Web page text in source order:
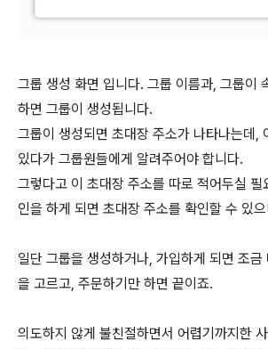
그룹 생성 화면 입니다. 그룹 이름과, 그룹이
하면 그룹이 생성됩니다.
그룹이 생성되면 초대장 주소가 나타나는데,
있다가 그룹원들에게 알려주어야 합니다.
그렇다고 이 초대장 주소를 따로 적어두실 필
인을 하게 되면 초대장 주소를 확인할 수 있
일단 그룹을 생성하거나, 가입하게 되면 조금
을 고르고, 주문하기만 하면 끝이죠.
의도하지 않게 불친절하면서 어렵기까지한